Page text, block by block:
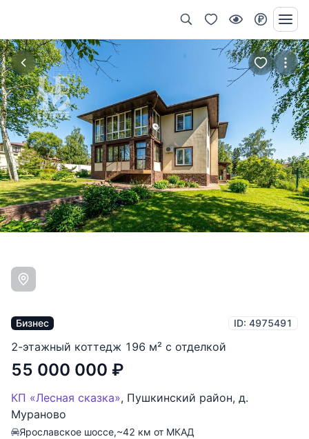
Бизнес ID: 4975491
2-этажный коттедж 196 м² с отделкой
55 000 000 ₽
КП «Лесная сказка», Пушкинский район, д.
Мураново
Ярославское шоссе,~42 км от МКАД